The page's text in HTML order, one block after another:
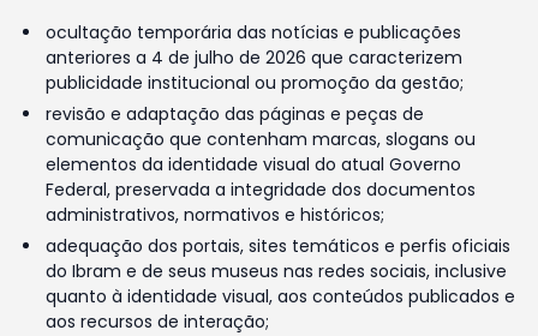
ocultação temporária das notícias e publicações
anteriores a 4 de julho de 2026 que caracterizem
publicidade institucional ou promoção da gestão;
revisão e adaptação das páginas e peças de
comunicação que contenham marcas, slogans ou
elementos da identidade visual do atual Governo
Federal, preservada a integridade dos documentos
administrativos, normativos e históricos;
adequação dos portais, sites temáticos e perfis oficiais
do Ibram e de seus museus nas redes sociais, inclusive
quanto à identidade visual, aos conteúdos publicados e
aos recursos de interação;